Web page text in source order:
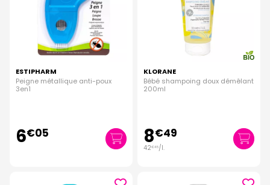
ESTIPHARM
Peigne métallique anti-poux
3en1
6€05
KLORANE
Bébé shampoing doux démêlant
200ml
8€49
42€45/l.